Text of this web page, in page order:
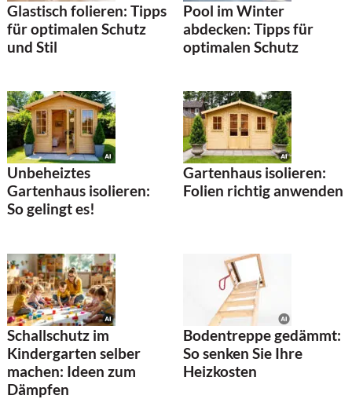
Glastisch folieren: Tipps
für optimalen Schutz
und Stil
Pool im Winter
abdecken: Tipps für
optimalen Schutz
Unbeheiztes
Gartenhaus isolieren:
So gelingt es!
Gartenhaus isolieren:
Folien richtig anwenden
Schallschutz im
Kindergarten selber
machen: Ideen zum
Dämpfen
Bodentreppe gedämmt:
So senken Sie Ihre
Heizkosten